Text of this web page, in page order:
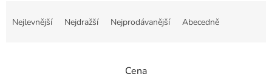
Nejlevnější Nejdražší Nejprodávanější Abecedně
Cena